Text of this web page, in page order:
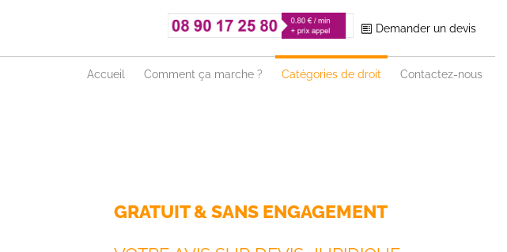
Demander un devis
Accueil Comment ça marche ? Catégories de droit Contactez-nous
GRATUIT & SANS ENGAGEMENT